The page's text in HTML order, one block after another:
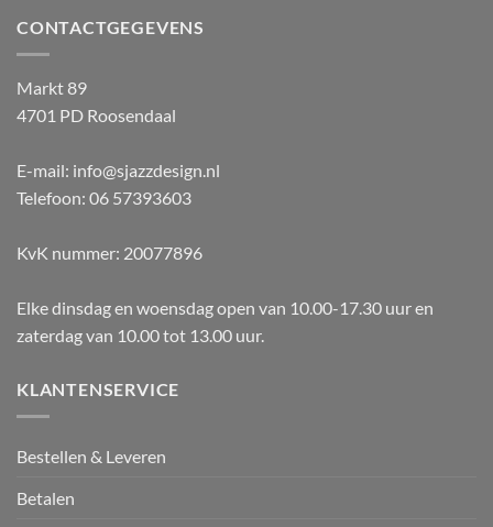
CONTACTGEGEVENS
Markt 89
4701 PD Roosendaal
E-mail: info@sjazzdesign.nl
Telefoon: 06 57393603
KvK nummer: 20077896
Elke dinsdag en woensdag open van 10.00-17.30 uur en
zaterdag van 10.00 tot 13.00 uur.
KLANTENSERVICE
Bestellen & Leveren
Betalen